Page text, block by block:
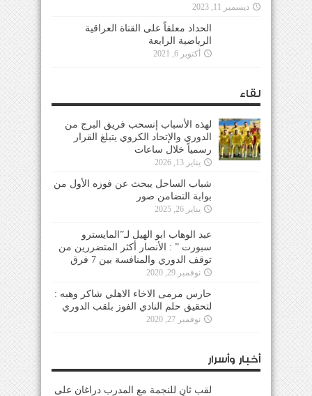
ديسمبر 11, 2023
الحداد معلقاً على القناة العراقية
الرياضية الرابعة
أكتوبر 6, 2021
لقاء
لهذه الأسباب إنسحب فريق البرج من
الدوري والإتحاد الكروي يتبلغ القرار
رسمياً خلال ساعات
يناير 13, 2026
شباب الساحل يبحث عن فوزه الأول من
بوابة التضامن صور
يناير 26, 2025
عبد الوهاب ابو الهيل لـ”المايسترو
سبورت ” : الأنصار أكثر المتضررين من
توقف الدوري والمنافسة بين 7 فرق
نوفمبر 29, 2020
حارس مرمى الاخاء الاهلي شاكر وهبه :
لتحقيق حلم النادي الفوز بلقب الدوري
نوفمبر 27, 2020
أخبار وأسرار
لقب ثانٍ للنجمة مع المدرب دراغان على